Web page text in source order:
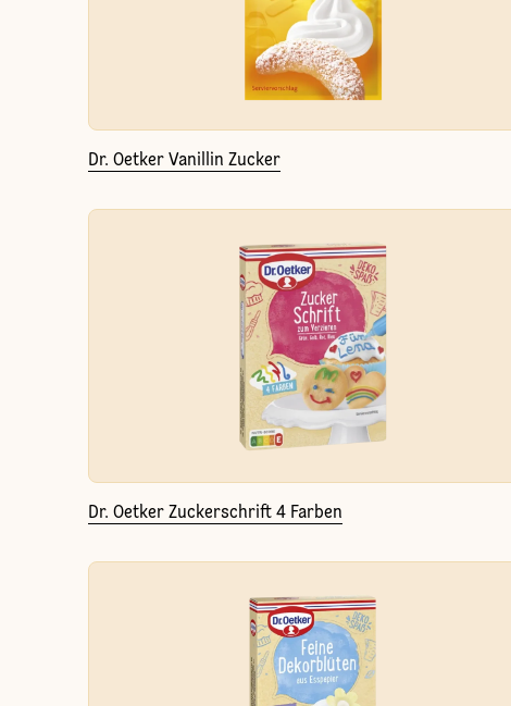
Dr. Oetker Vanillin Zucker
Dr. Oetker Zuckerschrift 4 Farben